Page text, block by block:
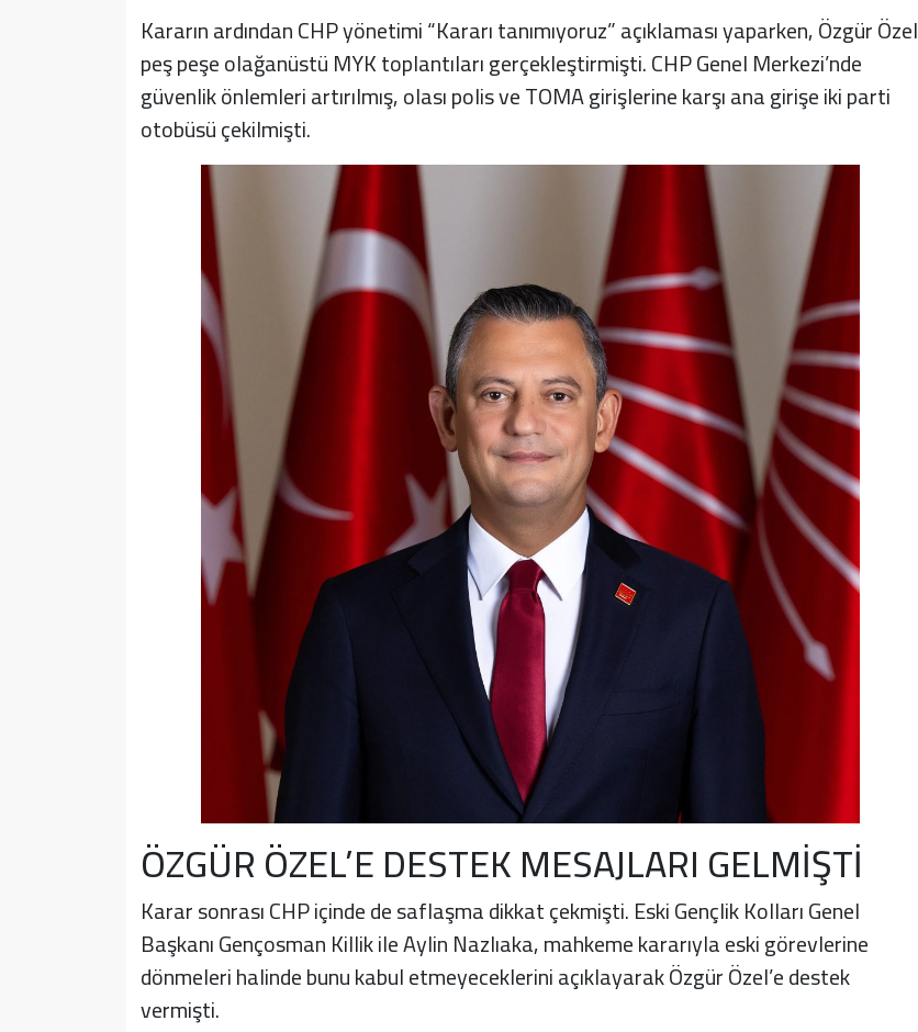
Kararın ardından CHP yönetimi “Kararı tanımıyoruz” açıklaması yaparken, Özgür Özel
peş peşe olağanüstü MYK toplantıları gerçekleştirmişti. CHP Genel Merkezi’nde
güvenlik önlemleri artırılmış, olası polis ve TOMA girişlerine karşı ana girişe iki parti
otobüsü çekilmişti.
ÖZGÜR ÖZEL’E DESTEK MESAJLARI GELMİŞTİ
Karar sonrası CHP içinde de saflaşma dikkat çekmişti. Eski Gençlik Kolları Genel
Başkanı Gençosman Killik ile Aylin Nazlıaka, mahkeme kararıyla eski görevlerine
dönmeleri halinde bunu kabul etmeyeceklerini açıklayarak Özgür Özel’e destek
vermişti.